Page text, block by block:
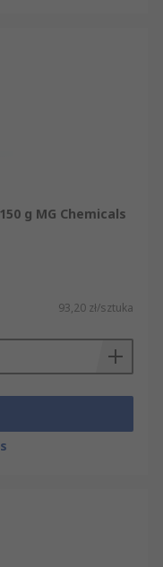
g MG Chemicals
93,20 zł/sztuka